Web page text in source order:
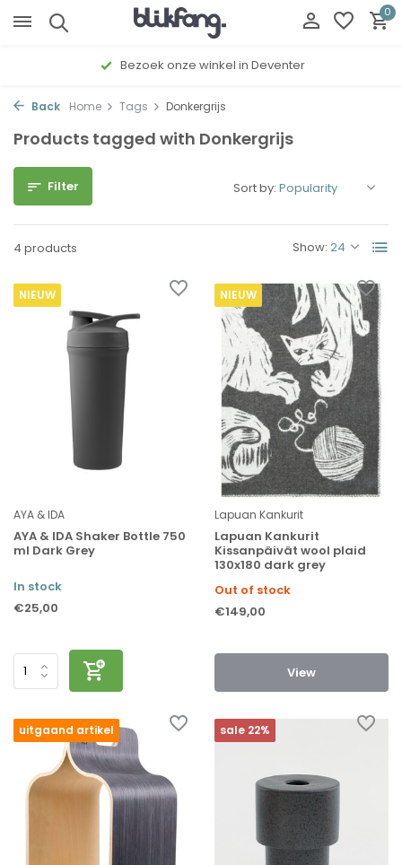
0
Bezoek onze winkel in Deventer
Back Home Tags Donkergrijs
Products tagged with Donkergrijs
Filter
4 products Show:
Sort by:
NIEUW
AYA & IDA
AYA & IDA Shaker Bottle 750
ml Dark Grey
In stock
€25,00
NIEUW
Lapuan Kankurit
Lapuan Kankurit
Kissanpäivät wool plaid
130x180 dark grey
Out of stock
€149,00
View
uitgaand artikel sale 22%